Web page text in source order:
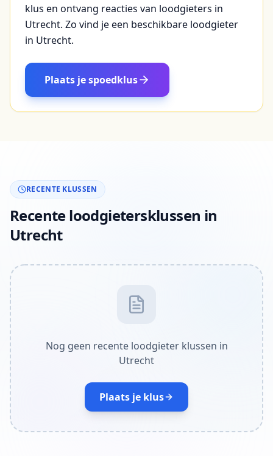
klus en ontvang reacties van loodgieters in
Utrecht. Zo vind je een beschikbare loodgieter
in Utrecht.
Plaats je spoedklus
RECENTE KLUSSEN
Recente loodgietersklussen in
Utrecht
Nog geen recente loodgieter klussen in
Utrecht
Plaats je klus